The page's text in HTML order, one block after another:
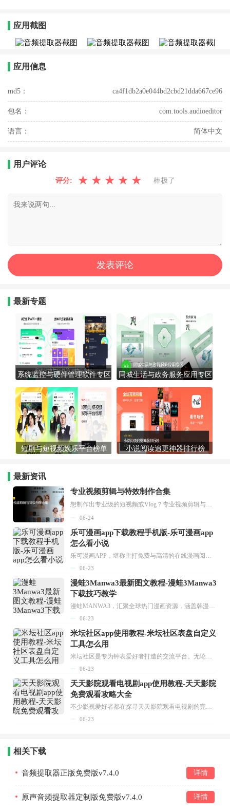
应用截图
应用信息
md5： ca4f1db2a0e044bd2cbd21dda667ce96
包名： com.tools.audioeditor
语言： 简体中文
用户评论
评分: ★ ★ ★ ★ ★ 棒极了
最新专题
系统监控与硬件管理软件专区 同城生活与政务服务应用专区
短剧与短视频娱乐平台榜单 小说阅读追更神器排行榜
最新资讯
专业视频剪辑与特效制作合集
想制作出专业级的短视频或Vlog？专业视频剪辑与特效制作大全专题为你提供了从剪辑、抠像到特效包装的全套解决方案。无论是添加炫酷的片头、进行精准的视频抠图，还是制...
06-24
乐可漫画app下载教程手机版-乐可漫画app
怎么看小说
乐可漫画APP，堪称主打免费与高清的在线漫画阅读神器。其官方版提供海量完整版漫画资源，无论是国内漫画，还是日漫、韩漫、台漫、美漫等国外漫画，应有尽有，随时供你阅读。只需轻点一下，便能直接进入阅读界面。不仅如此，乐可漫画最新版本更新速度极快，在这里，你总能抢先看到全网一手漫画章节内容！...
06-23
漫蛙3Manwa3最新图文教程-漫蛙3Manwa3
下载技巧教学
漫蛙MANWA3，汇聚全球热门漫画资源，涵盖韩漫、欧美漫画、国漫等多种类型，题材丰富多样，全方位满足用户阅读喜好。它不仅是阅读平台，更是创作平台，为广大用户打造零门槛创作环境。...
06-23
米坛社区app使用教程-米坛社区表盘自定义
工具怎么用
米坛社区是专为钟表爱好者打造的交流平台。无论你是初涉钟表领域的普通爱好者，还是拥有多年收藏经验的资深玩家，都能在此找到属于自己的天地。 无需注册，就能轻松参与其中。通过专业的讨论论坛与丰富的交互功能，你可与世界各地的钟表爱好者畅快交流。若你钟情于钟表，米坛社区无疑是值得一试的理想之选。在这里，你能获取最新的手表资讯，交流见解，提升鉴赏品味，让每一块手表都成为收藏故事中重要的一部分。感兴趣的朋友，不要错过下载机会。...
06-23
天天影院观看电视剧app使用教程-天天影院
免费观看攻略大全
不少影视爱好者都在探寻天天影院观看电视剧的完整方法，结合最新平台使用规则，本篇新手入门攻略全面讲解观看渠道、检索流程、播放设置以及画面模式调整等实用内容。全文适配手机、电脑等主流设备，步骤简洁易懂，无论是初次使用的新手，还是想要优化观影体验的用户，都能参照内容快速上手，熟练掌握平台各项操作技巧，轻松畅享影视内容。...
06-23
相关下载
音频提取器正版免费版v7.4.0 详情
原声音频提取器定制版免费版v7.4.0 详情